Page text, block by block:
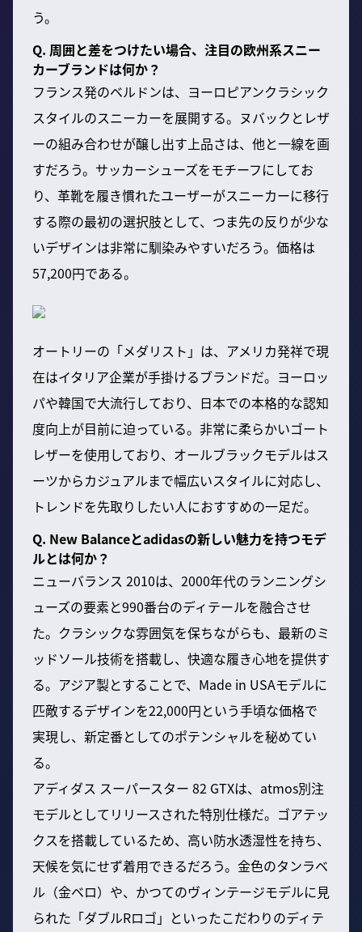
う。
Q. 周囲と差をつけたい場合、注目の欧州系スニー
カーブランドは何か？
フランス発のベルドンは、ヨーロピアンクラシック
スタイルのスニーカーを展開する。ヌバックとレザ
ーの組み合わせが醸し出す上品さは、他と一線を画
すだろう。サッカーシューズをモチーフにしてお
り、革靴を履き慣れたユーザーがスニーカーに移行
する際の最初の選択肢として、つま先の反りが少な
いデザインは非常に馴染みやすいだろう。価格は
57,200円である。
オートリーの「メダリスト」は、アメリカ発祥で現
在はイタリア企業が手掛けるブランドだ。ヨーロッ
パや韓国で大流行しており、日本での本格的な認知
度向上が目前に迫っている。非常に柔らかいゴート
レザーを使用しており、オールブラックモデルはス
ーツからカジュアルまで幅広いスタイルに対応し、
トレンドを先取りしたい人におすすめの一足だ。
Q. New Balanceとadidasの新しい魅力を持つモデ
ルとは何か？
ニューバランス 2010は、2000年代のランニングシ
ューズの要素と990番台のディテールを融合させ
た。クラシックな雰囲気を保ちながらも、最新のミ
ッドソール技術を搭載し、快適な履き心地を提供す
る。アジア製とすることで、Made in USAモデルに
匹敵するデザインを22,000円という手頃な価格で
実現し、新定番としてのポテンシャルを秘めてい
る。
アディダス スーパースター 82 GTXは、atmos別注
モデルとしてリリースされた特別仕様だ。ゴアテッ
クスを搭載しているため、高い防水透湿性を持ち、
天候を気にせず着用できるだろう。金色のタンラベ
ル（金ベロ）や、かつてのヴィンテージモデルに見
られた「ダブルRロゴ」といったこだわりのディテ